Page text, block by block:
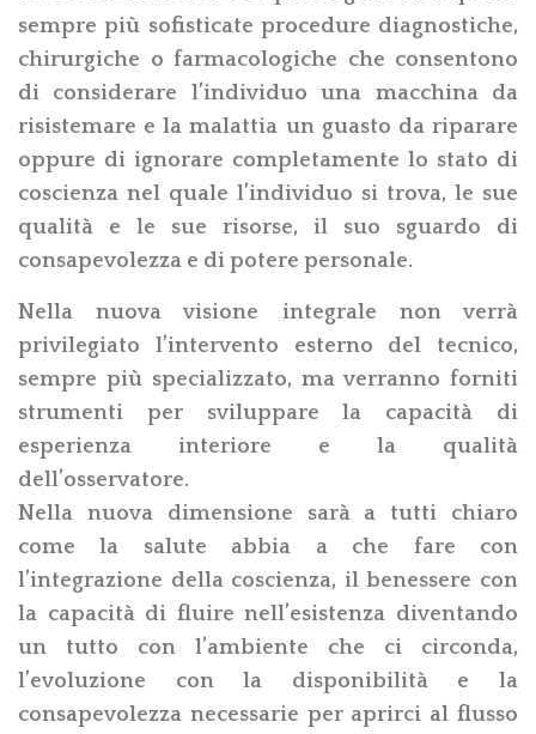
sempre più sofisticate procedure diagnostiche,
chirurgiche o farmacologiche che consentono
di considerare l’individuo una macchina da
risistemare e la malattia un guasto da riparare
oppure di ignorare completamente lo stato di
coscienza nel quale l’individuo si trova, le sue
qualità e le sue risorse, il suo sguardo di
consapevolezza e di potere personale.
Nella nuova visione integrale non verrà
privilegiato l’intervento esterno del tecnico,
sempre più specializzato, ma verranno forniti
strumenti per sviluppare la capacità di
esperienza interiore e la qualità
dell’osservatore.
Nella nuova dimensione sarà a tutti chiaro
come la salute abbia a che fare con
l’integrazione della coscienza, il benessere con
la capacità di fluire nell’esistenza diventando
un tutto con l’ambiente che ci circonda,
l’evoluzione con la disponibilità e la
consapevolezza necessarie per aprirci al flusso